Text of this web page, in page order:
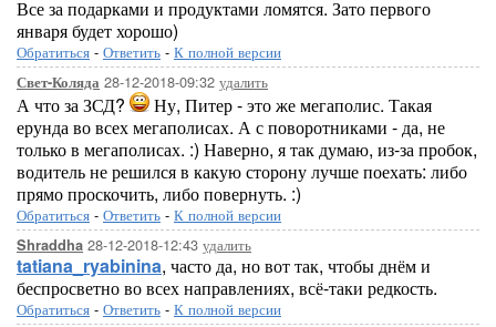
Все за подарками и продуктами ломятся. Зато первого
января будет хорошо)
Обратиться - Ответить - К полной версии
Свет-Коляда 28-12-2018-09:32 удалить
А что за ЗСД?
Ну, Питер - это же мегаполис. Такая
ерунда во всех мегаполисах. А с поворотниками - да, не
только в мегаполисах. :) Наверно, я так думаю, из-за пробок,
водитель не решился в какую сторону лучше поехать: либо
прямо проскочить, либо повернуть. :)
Обратиться - Ответить - К полной версии
Shraddha 28-12-2018-12:43 удалить
tatiana_ryabinina, часто да, но вот так, чтобы днём и
беспросветно во всех направлениях, всё-таки редкость.
Обратиться - Ответить - К полной версии